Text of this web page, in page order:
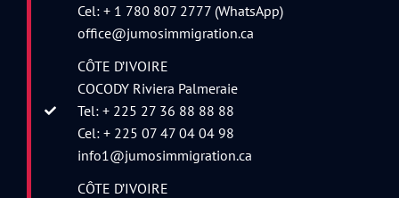
Cel: + 1 780 807 2777 (WhatsApp)
office@jumosimmigration.ca
CÔTE D’IVOIRE
COCODY Riviera Palmeraie
Tel: + 225 27 36 88 88 88
Cel: + 225 07 47 04 04 98
info1@jumosimmigration.ca
CÔTE D’IVOIRE